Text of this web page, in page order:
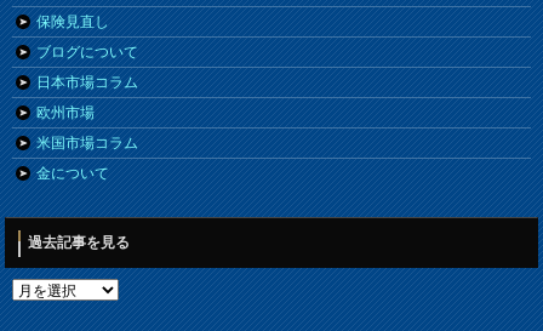
保険見直し
ブログについて
日本市場コラム
欧州市場
米国市場コラム
金について
過去記事を見る